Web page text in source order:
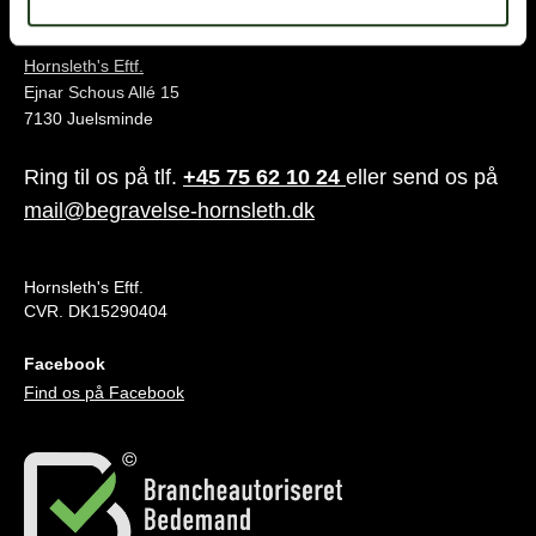
Hornsleth's Eftf.
Ejnar Schous Allé 15
7130 Juelsminde
Ring til os på tlf. +45 75 62 10 24 eller send os på
mail@begravelse-hornsleth.dk
Hornsleth's Eftf.
CVR. DK15290404
Facebook
Find os på Facebook